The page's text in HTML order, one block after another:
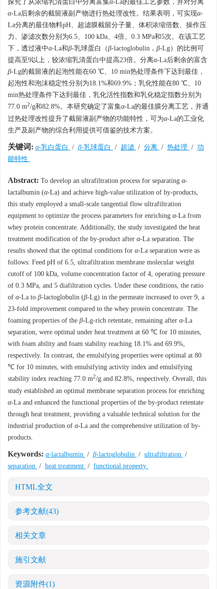
探究了从浓缩乳清蛋白中分离富集α-La的最佳工艺参数，并对分离
α-La后剩余的截留液副产物进行热处理改性。结果表明，可实现α-
La分离的最佳物料pH、超滤膜截留分子量、体积浓缩倍数、操作压
力、渗滤次数分别为6.5、100 kDa、4倍、0.3 MPa和5次。在该工艺
下，透过液中α-La和β-乳球蛋白（β-lactoglobulin， β-Lg）的比例可
提高至9以上，较浓缩乳清蛋白中提高23倍。分离α-La后剩余的富含
β-Lg的截留液的起泡性能在60 ℃、10 min热处理条件下达到最佳，
起泡性和泡沫稳定性分别为18.1%和69.9%；乳化性能在80 ℃、10
min热处理条件下达到最佳，乳化活性指数和乳化稳定指数分别为
77.0 m2/g和82.8%。本研究确定了富集α-La的最佳膜分离工艺，并通
过热处理改性提升了截留液副产物的功能特性，可为α-La的工业化
生产及副产物的综合利用提供可借鉴的技术方案。
关键词: α-乳白蛋白 / β-乳球蛋白 / 超滤 / 分离 / 热处理 / 功
能特性
Abstract: To develop an ultrafiltration process for separating α-
lactalbumin (α-La) and achieve high-value utilization of by-products,
this study employed a small-scale tangential flow ultrafiltration
equipment to optimize the process parameters for enriching α-La from
whey protein concentrate. Additionally, the study investigated the heat
treatment modification of the by-product after α-La separation. The
results showed that the optimal conditions for α-La separation were as
follows: Feed pH of 6.5, ultrafiltration membrane molecular weight
cutoff of 100 kDa, volume concentration factor of 4, operating pressure
of 0.3 MPa, and 5 diafiltration cycles. Under these conditions, the ratio
of α-La to β-lactoglobulin (β-Lg) in the permeate increased to over 9, a
23-fold improvement compared to the whey protein concentrate. The
foaming properties of the β-Lg-rich retentate, remaining after α-La
separation, were optimal under heat treatment at 60 ℃ for 10 minutes,
with foam ability and foam stability reaching 18.1% and 69.9%,
respectively. In contrast, the emulsifying properties were optimal at 80
℃ for 10 minutes, with emulsifying activity index and emulsifying
stability index reaching 77.0 m2/g and 82.8%, respectively. Overall, this
study established an optimal membrane separation process for enriching
α-La and enhanced the functional properties of the by-product retentate
through heat treatment, providing a valuable technical solution for the
industrial production of α-La and the comprehensive utilization of by-
products.
Keywords: α-lactalbumin / β-lactoglobulin / ultrafiltration /
separation / heat treatment / functional property
HTML全文
参考文献(43)
相关文章
施引文献
资源附件(1)